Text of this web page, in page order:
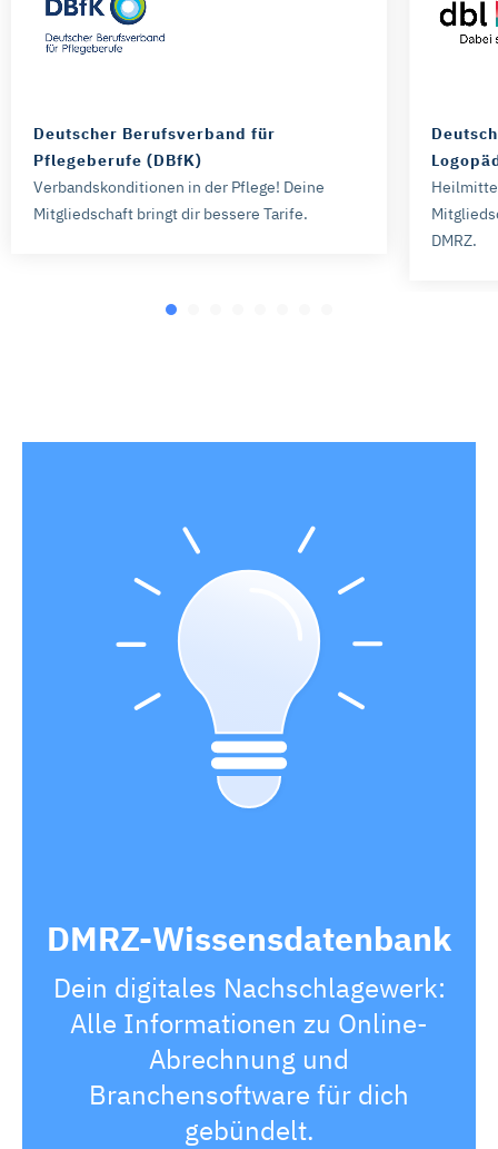
Deutscher Berufsverband für
Pflegeberufe (DBfK)
Verbandskonditionen in der Pflege! Deine
Mitgliedschaft bringt dir bessere Tarife.
DMRZ.
DMRZ-Wissensdatenbank
Dein digitales Nachschlagewerk:
Alle Informationen zu Online-
Abrechnung und
Branchensoftware für dich
gebündelt.